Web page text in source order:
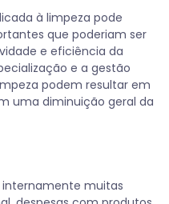
à limpeza pode
que poderiam ser
e eficiência da
e a gestão
podem resultar em
uma diminuição geral da
internamente muitas